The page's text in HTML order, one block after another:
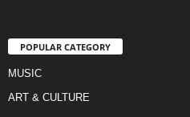
POPULAR CATEGORY
MUSIC
ART & CULTURE